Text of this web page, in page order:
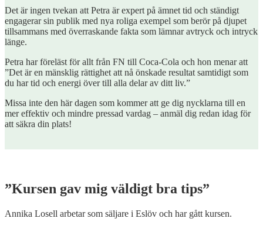
Det är ingen tvekan att Petra är expert på ämnet tid och ständigt
engagerar sin publik med nya roliga exempel som berör på djupet
tillsammans med överraskande fakta som lämnar avtryck och intryck
länge.
Petra har föreläst för allt från FN till Coca-Cola och hon menar att
”Det är en mänsklig rättighet att nå önskade resultat samtidigt som
du har tid och energi över till alla delar av ditt liv.”
Missa inte den här dagen som kommer att ge dig nycklarna till en
mer effektiv och mindre pressad vardag – anmäl dig redan idag för
att säkra din plats!
”Kursen gav mig väldigt bra tips”
Annika Losell arbetar som säljare i Eslöv och har gått kursen.